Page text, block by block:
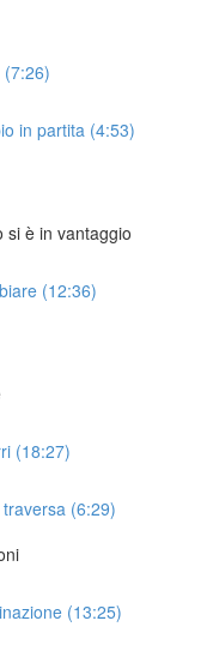
in partita (4:53)
si è in vantaggio
(12:36)
(18:27)
(6:29)
(13:25)